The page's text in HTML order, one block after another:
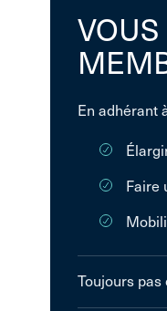
VOUS
En adhérant
Faire
Toujours pas